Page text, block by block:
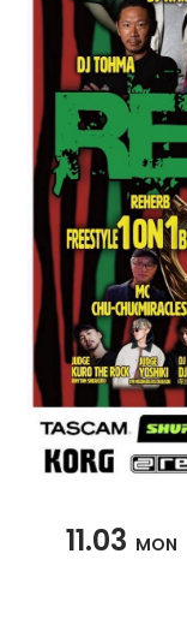
11.03 MON